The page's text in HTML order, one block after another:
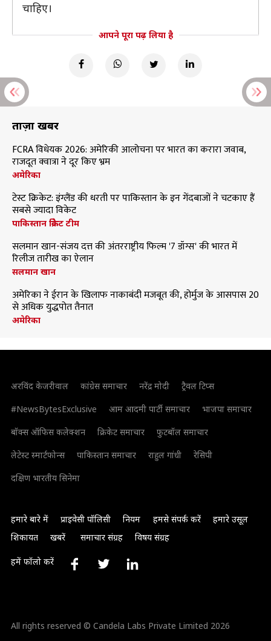
चाहिए।
आपने पूरा पढ़ लिया है
ताज़ा खबरें
FCRA विधेयक 2026: अमेरिकी आलोचना पर भारत का करारा जवाब,
राजदूत क्वात्रा ने दूर किए भ्रम
अमेरिका
टेस्ट क्रिकेट: इंग्लैंड की धरती पर पाकिस्तान के इन गेंदबाजों ने चटकाए हैं
सबसे ज्यादा विकेट
पाकिस्तान क्रिकेट टीम
सलमान खान-संजय दत्त की अंतरराष्ट्रीय फिल्म '7 डॉग्स' की भारत में
रिलीज तारीख का ऐलान
सलमान खान
अमेरिका ने ईरान के खिलाफ नाकाबंदी मजबूत की, होर्मुज के आसपास 20
से अधिक युद्धपोत तैनात
अमेरिका
अरविंद केजरीवाल कांग्रेस समाचार नरेंद्र मोदी
ट्रैवल टिप्स
#NewsBytesExclusive
आम आदमी पार्टी समाचार
भाजपा समाचार
बॉक्स ऑफिस कलेक्शन
क्रिकेट समाचार
फुटबॉल समाचार
लेटेस्ट स्मार्टफोन्स
पाकिस्तान समाचार राहुल गांधी
रेसिपी
दक्षिण भारतीय सिनेमा
हमारे बारे में प्राइवेसी पॉलिसी नियम हमसे संपर्क करें
हमारे उसूल
शिकायत
खबरें समाचार संग्रह विषय संग्रह
हमें फॉलो करें
All rights reserved © Candela Labs Private Limited 2026